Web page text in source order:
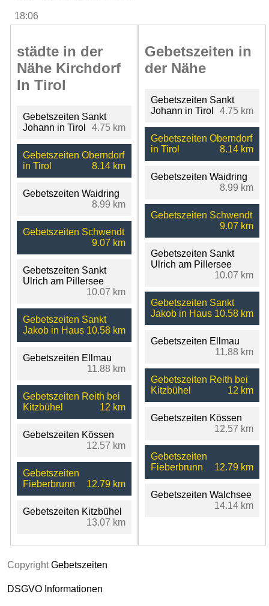
18:06
städte in der
Nähe Kirchdorf
In Tirol
Gebetszeiten Sankt
Johann in Tirol
4.75 km
Gebetszeiten Oberndorf
in Tirol
8.14 km
Gebetszeiten Waidring
8.99 km
Gebetszeiten Schwendt
9.07 km
Gebetszeiten Sankt
Ulrich am Pillersee
10.07 km
Gebetszeiten Sankt
Jakob in Haus 10.58 km
Gebetszeiten Ellmau
11.88 km
Gebetszeiten Reith bei
Kitzbühel
12 km
Gebetszeiten Kössen
12.57 km
Gebetszeiten
Fieberbrunn
12.79 km
Gebetszeiten Kitzbühel
13.07 km
Gebetszeiten in
der Nähe
Gebetszeiten Sankt
Johann in Tirol
4.75 km
Gebetszeiten Oberndorf
in Tirol
8.14 km
Gebetszeiten Waidring
8.99 km
Gebetszeiten Schwendt
9.07 km
Gebetszeiten Sankt
Ulrich am Pillersee
10.07 km
Gebetszeiten Sankt
Jakob in Haus 10.58 km
Gebetszeiten Ellmau
11.88 km
Gebetszeiten Reith bei
Kitzbühel
12 km
Gebetszeiten Kössen
12.57 km
Gebetszeiten
Fieberbrunn
12.79 km
Gebetszeiten Walchsee
14.14 km
CopyrightGebetszeiten
DSGVO Informationen